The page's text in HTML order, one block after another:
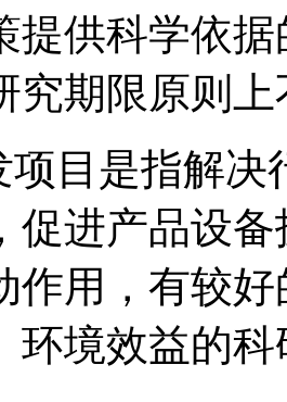
提供科学依
究期限原则
项目是指解决
促进产品设
作用，有较
环境效益的